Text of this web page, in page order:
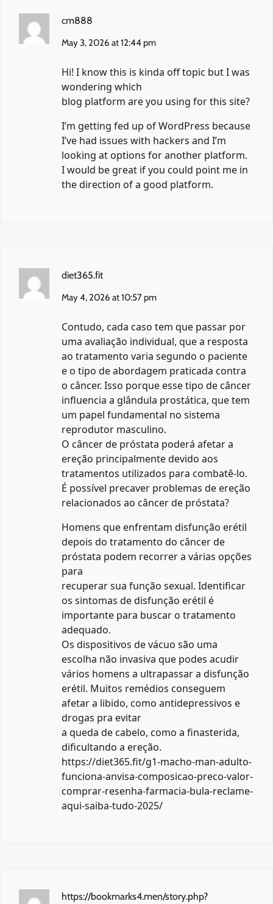
cm888
May 3, 2026 at 12:44 pm
Hi! I know this is kinda off topic but I was
wondering which
blog platform are you using for this site?
I’m getting fed up of WordPress because
I’ve had issues with hackers and I’m
looking at options for another platform.
I would be great if you could point me in
the direction of a good platform.
diet365.fit
May 4, 2026 at 10:57 pm
Contudo, cada caso tem que passar por
uma avaliação individual, que a resposta
ao tratamento varia segundo o paciente
e o tipo de abordagem praticada contra
o câncer. Isso porque esse tipo de câncer
influencia a glândula prostática, que tem
um papel fundamental no sistema
reprodutor masculino.
O câncer de próstata poderá afetar a
ereção principalmente devido aos
tratamentos utilizados para combatê-lo.
É possível precaver problemas de ereção
relacionados ao câncer de próstata?
Homens que enfrentam disfunção erétil
depois do tratamento do câncer de
próstata podem recorrer a várias opções
para
recuperar sua função sexual. Identificar
os sintomas de disfunção erétil é
importante para buscar o tratamento
adequado.
Os dispositivos de vácuo são uma
escolha não invasiva que podes acudir
vários homens a ultrapassar a disfunção
erétil. Muitos remédios conseguem
afetar a libido, como antidepressivos e
drogas pra evitar
a queda de cabelo, como a finasterida,
dificultando a ereção.
https://diet365.fit/g1-macho-man-adulto-
funciona-anvisa-composicao-preco-valor-
comprar-resenha-farmacia-bula-reclame-
aqui-saiba-tudo-2025/
https://bookmarks4.men/story.php?